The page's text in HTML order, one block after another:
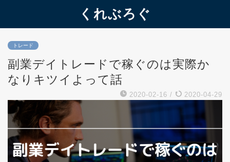
くれぶろぐ
トレード
副業デイトレードで稼ぐのは実際か
なりキツイよって話
2020-02-16 / 2020-04-29